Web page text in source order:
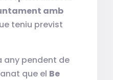
amb
teniu previst
any pendent de
que el Be